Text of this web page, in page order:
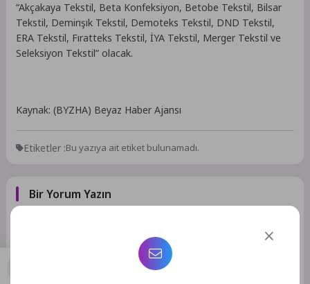
“Akçakaya Tekstil, Beta Konfeksiyon, Betobe Tekstil, Bilsar
Tekstil, Demirışık Tekstil, Demoteks Tekstil, DND Tekstil,
ERA Tekstil, Fıratteks Tekstil, İYA Tekstil, Merger Tekstil ve
Seleksiyon Tekstil” olacak.
Kaynak: (BYZHA) Beyaz Haber Ajansı
Etiketler :Bu yazıya ait etiket bulunamadı.
Bir Yorum Yazın